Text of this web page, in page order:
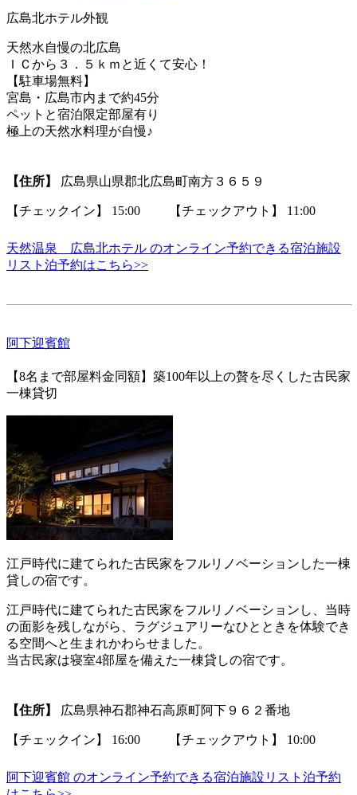
広島北ホテル外観
天然水自慢の北広島
ＩＣから３．５ｋｍと近くて安心！
【駐車場無料】
宮島・広島市内まで約45分
ペットと宿泊限定部屋有り
極上の天然水料理が自慢♪
【住所】 広島県山県郡北広島町南方３６５９
【チェックイン】 15:00 【チェックアウト】 11:00
天然温泉 広島北ホテル のオンライン予約できる宿泊施設
リスト泊予約はこちら>>
阿下迎賓館
【8名まで部屋料金同額】築100年以上の贅を尽くした古民家
一棟貸切
江戸時代に建てられた古民家をフルリノベーションした一棟
貸しの宿です。
江戸時代に建てられた古民家をフルリノベーションし、当時
の面影を残しながら、ラグジュアリーなひとときを体験でき
る空間へと生まれかわらせました。
当古民家は寝室4部屋を備えた一棟貸しの宿です。
【住所】 広島県神石郡神石高原町阿下９６２番地
【チェックイン】 16:00 【チェックアウト】 10:00
阿下迎賓館 のオンライン予約できる宿泊施設リスト泊予約